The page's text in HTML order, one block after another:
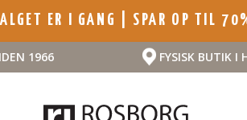
ER I GANG | SPAR OP TIL
1966 FYSISK BUTIK I